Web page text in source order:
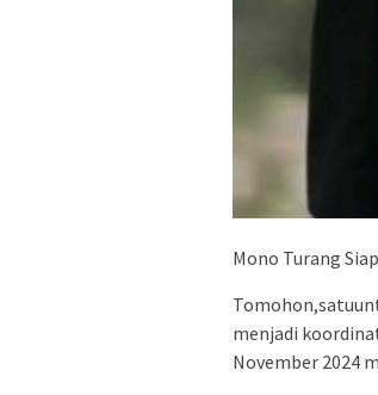
Mono Turang
menjadi
November 2024